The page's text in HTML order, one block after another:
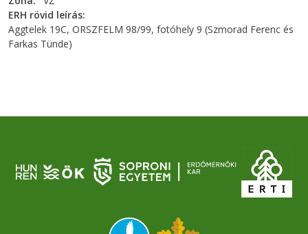
ERH rövid leírás
Aggtelek 19C, ORSZFELM 98/99, fotóhely 9 (Szmorad Ferenc és
Farkas Tünde)